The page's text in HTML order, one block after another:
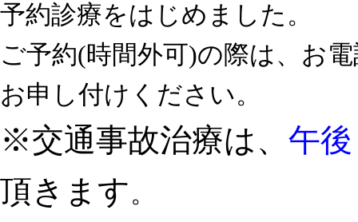
予約診療をはじめました。
ご予約(時間外可)の際は、お
お申し付けください。
※交通事故治療は、 午
頂きます。